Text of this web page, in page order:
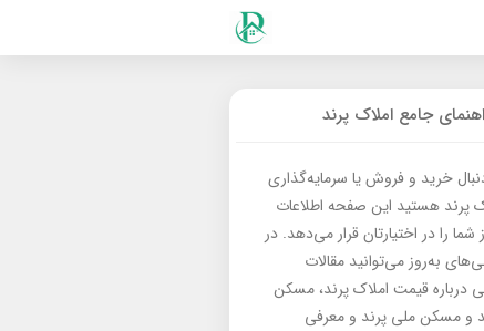
جامع املاک پرند
خرید و فروش یا سرمایه‌گذاری
پرند هستید این صفحه اطلاعات
شما را در اختیارتان قرار می‌دهد. در
به‌روز می‌توانید مقالات
قیمت املاک پرند، مسکن
و مسکن ملی پرند و معرفی